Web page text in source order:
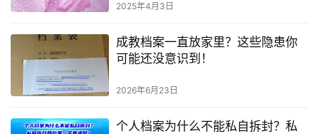
2025年4月3日
成教档案一直放家里？这些隐患你
可能还没意识到！
2026年6月23日
个人档案为什么不能私自拆封？私